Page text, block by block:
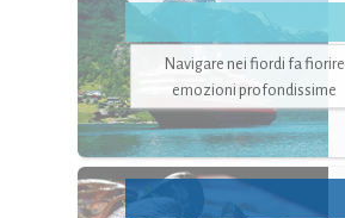
Navigare nei fiordi fa fiorire
emozioni profondissime